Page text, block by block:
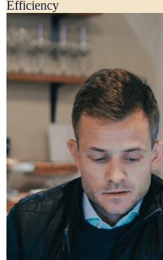
Efficiency